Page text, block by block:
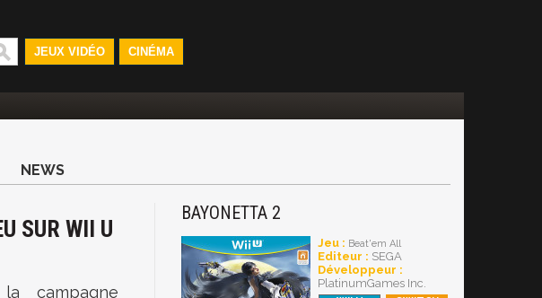
JEUX VIDÉO CINÉMA
NEWS
SUR WII U
campagne
BAYONETTA 2
Jeu : Beat'em All
Editeur : SEGA
Développeur :
PlatinumGames Inc.